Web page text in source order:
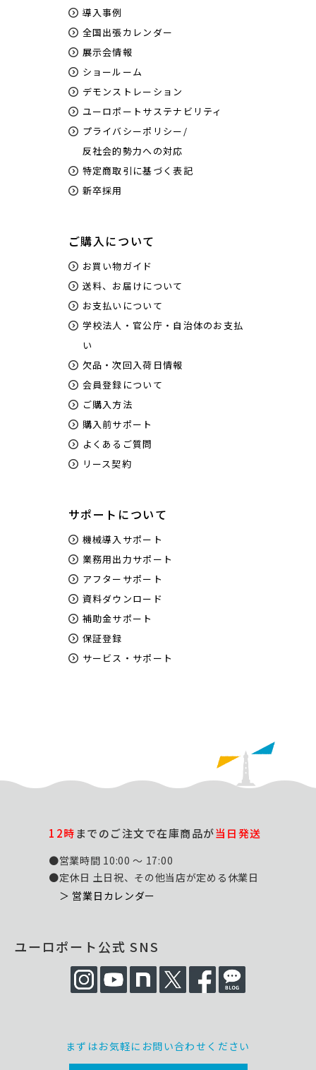
導入事例
全国出張カレンダー
展示会情報
ショールーム
デモンストレーション
ユーロポートサステナビリティ
プライバシーポリシー/
反社会的勢力への対応
特定商取引に基づく表記
新卒採用
ご購入について
お買い物ガイド
送料、お届けについて
お支払いについて
学校法人・官公庁・自治体のお支払
い
欠品・次回入荷日情報
会員登録について
ご購入方法
購入前サポート
よくあるご質問
リース契約
サポートについて
機械導入サポート
業務用出力サポート
アフターサポート
資料ダウンロード
補助金サポート
保証登録
サービス・サポート
12時までのご注文で在庫商品が当日発送
●営業時間 10:00 ～ 17:00
●定休日 土日祝、その他当店が定める休業日
＞ 営業日カレンダー
ユーロポート公式 SNS
まずはお気軽にお問い合わせください